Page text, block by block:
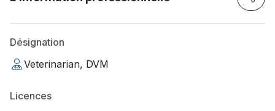
Désignation
Veterinarian, DVM
Licences